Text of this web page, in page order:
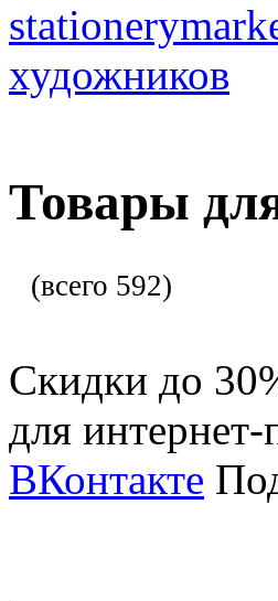
художников
Товары
(всего 592)
Скидки до
для
ВКонтакте